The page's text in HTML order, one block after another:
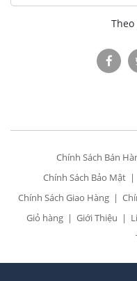
Chính Sách Bán
Chính Sách Bảo Mật
Chính Sách Giao Hàng
Giỏ hàng
Giới Thiệu